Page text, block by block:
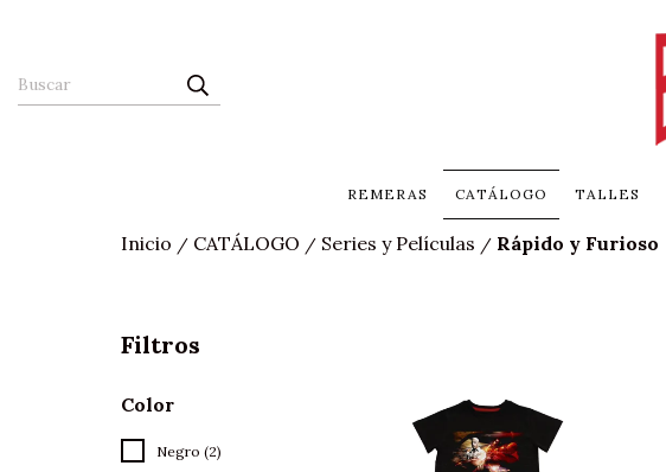
REMERAS CATÁLOGO TALLES
Inicio / CATÁLOGO / Series y Películas / Rápido y Furioso
Filtros
Color
Negro (2)